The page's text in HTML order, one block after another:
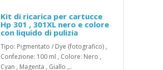
Kit di ricarica per cartucce
Hp 301 , 301XL nero e colore
con liquido di pulizia
Tipo: Pigmentato / Dye (fotografico) ,
Confezione: 100 ml , Colore: Nero ,
Cyan , Magenta , Giallo ,..